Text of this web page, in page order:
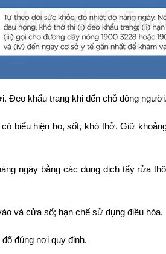
Đeo khẩu trang khi đến chỗ đông người.
biểu hiện ho, sốt, khó thở. Giữ
ngày bằng các dung dịch tẩy rửa
và cửa sổ; hạn chế sử dụng điều hòa.
đúng nơi quy định.